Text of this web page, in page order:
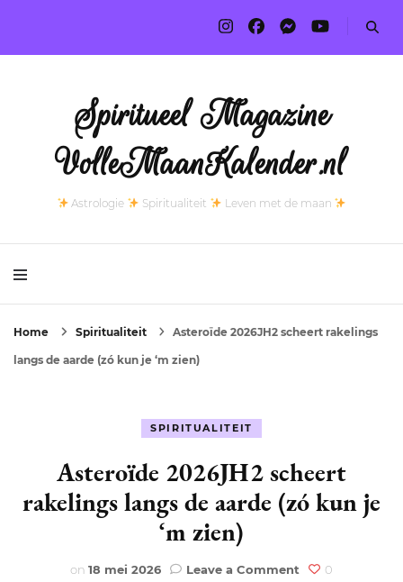
Spiritueel Magazine
VolleMaanKalender.nl
Astrologie Spiritualiteit Leven met de maan
Home Spiritualiteit Asteroïde 2026JH2 scheert rakelings
langs de aarde (zó kun je ‘m zien)
SPIRITUALITEIT
Asteroïde 2026JH2 scheert
rakelings langs de aarde (zó kun je
‘m zien)
on 18 mei 2026 Leave a Comment on
0